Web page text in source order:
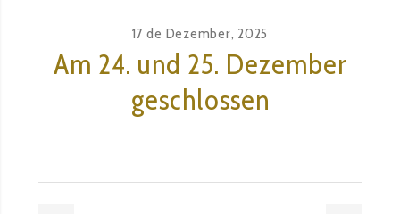
17 de Dezember, 2025
Am 24. und 25. Dezember
geschlossen